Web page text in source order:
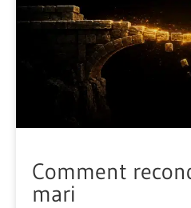
Comment
mari